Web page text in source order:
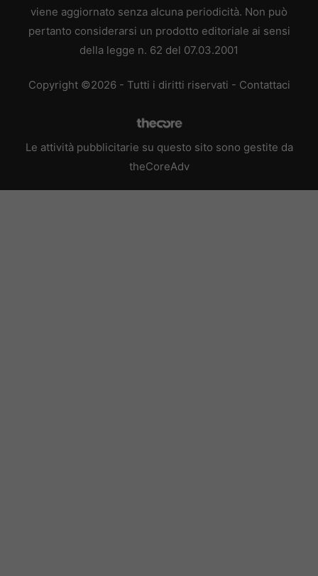
viene aggiornato senza alcuna periodicità. Non può
pertanto considerarsi un prodotto editoriale ai sensi
della legge n. 62 del 07.03.2001
Copyright ©2026 - Tutti i diritti riservati - Contattaci
Le attività pubblicitarie su questo sito sono gestite da
theCoreAdv